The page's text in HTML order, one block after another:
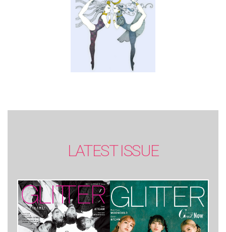
LATEST ISSUE